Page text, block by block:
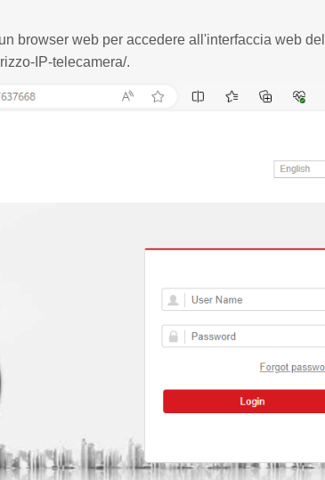
browser web per accedere all'interfaccia web
IP-telecamera/.